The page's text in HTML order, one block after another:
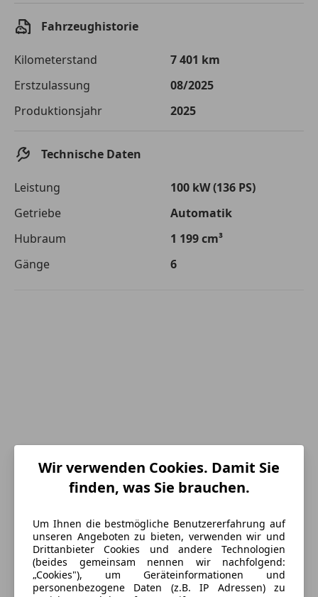
Effektivzinsatz
Monatliche Rate € 340,46
Die tatsächlichen Konditionen sind abhängig von Ihrer Bonität sowie
von der von Ihnen gewählten Bank. Rückzahlungszeitraum 1-10
Jetzt berechnen
Fahrzeughistorie
Kilometerstand
7 401 km
Erstzulassung
08/2025
Produktionsjahr
2025
Technische Daten
Leistung
100 kW (136 PS)
Getriebe
Automatik
Hubraum
1 199 cm³
Gänge
6
Energieverbrauch
Anderer Energieträger Strom
Wir verwenden Cookies. Damit Sie
finden, was Sie brauchen.
Um Ihnen die bestmögliche Benutzererfahrung auf
unseren Angeboten zu bieten, verwenden wir und
Drittanbieter Cookies und andere Technologien
(beides gemeinsam nennen wir nachfolgend:
„Cookies"), um Geräteinformationen und
personenbezogene Daten (z.B. IP Adressen) zu